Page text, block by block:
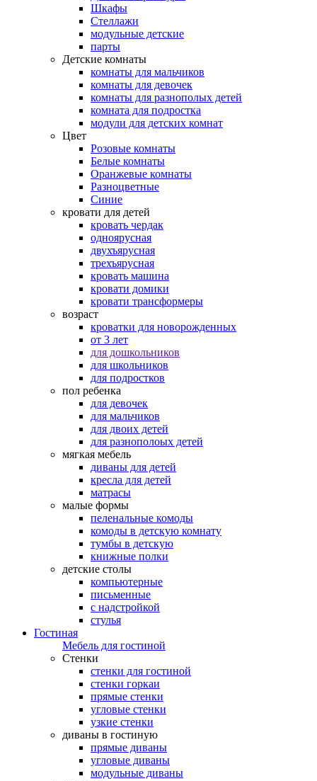
Шкафы
Стеллажи
модульные детские
парты
Детские комнаты
комнаты для мальчиков
комнаты для девочек
комнаты для разнополых детей
комната для подростка
модули для детских комнат
Цвет
Розовые комнаты
Белые комнаты
Оранжевые комнаты
Разноцветные
Синие
кровати для детей
кровать чердак
одноярусная
двухъярусная
трехъярусная
кровать машина
кровати домики
кровати трансформеры
возраст
кроватки для новорожденных
от 3 лет
для дошкольников
для школьников
для подростков
пол ребенка
для девочек
для мальчиков
для двоих детей
для разнополоых детей
мягкая мебель
диваны для детей
кресла для детей
матрасы
малые формы
пеленальные комоды
комоды в детскую комнату
тумбы в детскую
книжные полки
детские столы
компьютерные
письменные
с надстройкой
стулья
Гостиная
Мебель для гостиной
Стенки
стенки для гостиной
стенки горкаи
прямые стенки
угловые стенки
узкие стенки
диваны в гостиную
прямые диваны
угловые диваны
модульные диваны